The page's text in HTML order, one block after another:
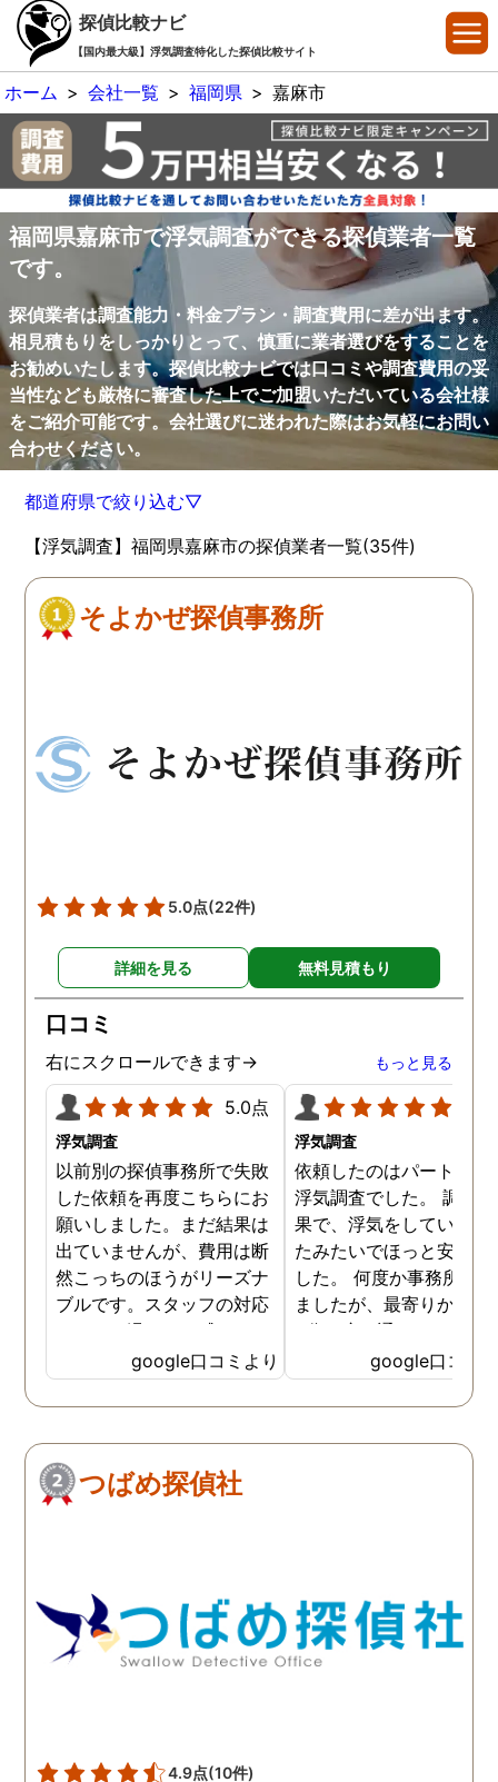
探偵比較ナビ
【国内最大級】浮気調査特化した探偵比較サイト
ホーム > 会社一覧 > 福岡県 > 嘉麻市
福岡県嘉麻市で浮気調査ができる探偵業者一覧
です。
探偵業者は調査能力・料金プラン・調査費用に差が出ます。
相見積もりをしっかりとって、慎重に業者選びをすることを
お勧めいたします。探偵比較ナビでは口コミや調査費用の妥
当性なども厳格に審査した上でご加盟いただいている会社様
をご紹介可能です。会社選びに迷われた際はお気軽にお問い
合わせください。
都道府県で絞り込む▽
【浮気調査】福岡県嘉麻市の探偵業者一覧(35件)
そよかぜ探偵事務所
5.0点(22件)
詳細を見る 無料見積もり
口コミ
右にスクロールできます→ もっと見る
5.0点
浮気調査
以前別の探偵事務所で失敗
した依頼を再度こちらにお
願いしました。まだ結果は
出ていませんが、費用は断
然こっちのほうがリーズナ
ブルです。スタッフの対応
なんかも温かみを感じま
す。はじめからこちらにす
ればよかったです😢 …
google口コミより
浮気調査
依頼したのはパートナー
浮気調査でした。 調査
果で、浮気をしていなか
たみたいでほっと安心し
した。 何度か事務所に
ましたが、最寄りから徒
3分程度で通いやすかっ
google口コミ
つばめ探偵社
4.9点(10件)